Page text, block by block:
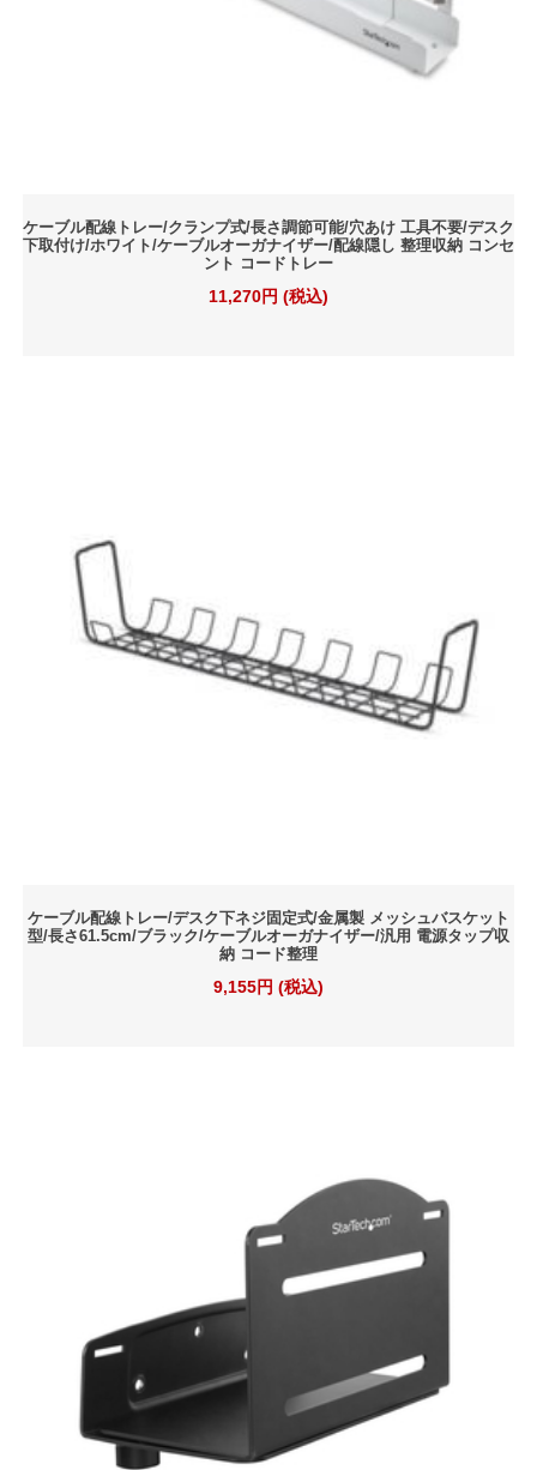
ケーブル配線トレー/クランプ式/長さ調節可能/穴あけ 工具不要/デスク
下取付け/ホワイト/ケーブルオーガナイザー/配線隠し 整理収納 コンセ
ント コードトレー
11,270円 (税込)
ケーブル配線トレー/デスク下ネジ固定式/金属製 メッシュバスケット
型/長さ61.5cm/ブラック/ケーブルオーガナイザー/汎用 電源タップ収
納 コード整理
9,155円 (税込)